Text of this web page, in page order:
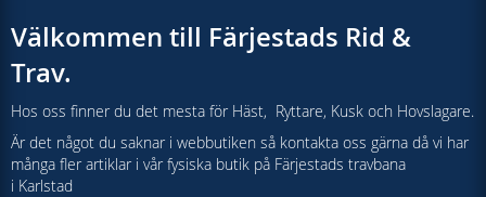
Välkommen till Färjestads Rid &
Trav.
Hos oss finner du det mesta för Häst, Ryttare, Kusk och Hovslagare.
Är det något du saknar i webbutiken så kontakta oss gärna då vi har
många fler artiklar i vår fysiska butik på Färjestads travbana
i Karlstad